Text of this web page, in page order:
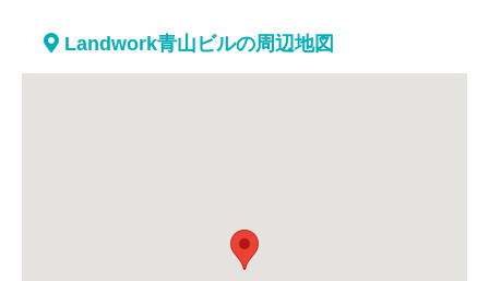
Landwork青山ビルの周辺地図